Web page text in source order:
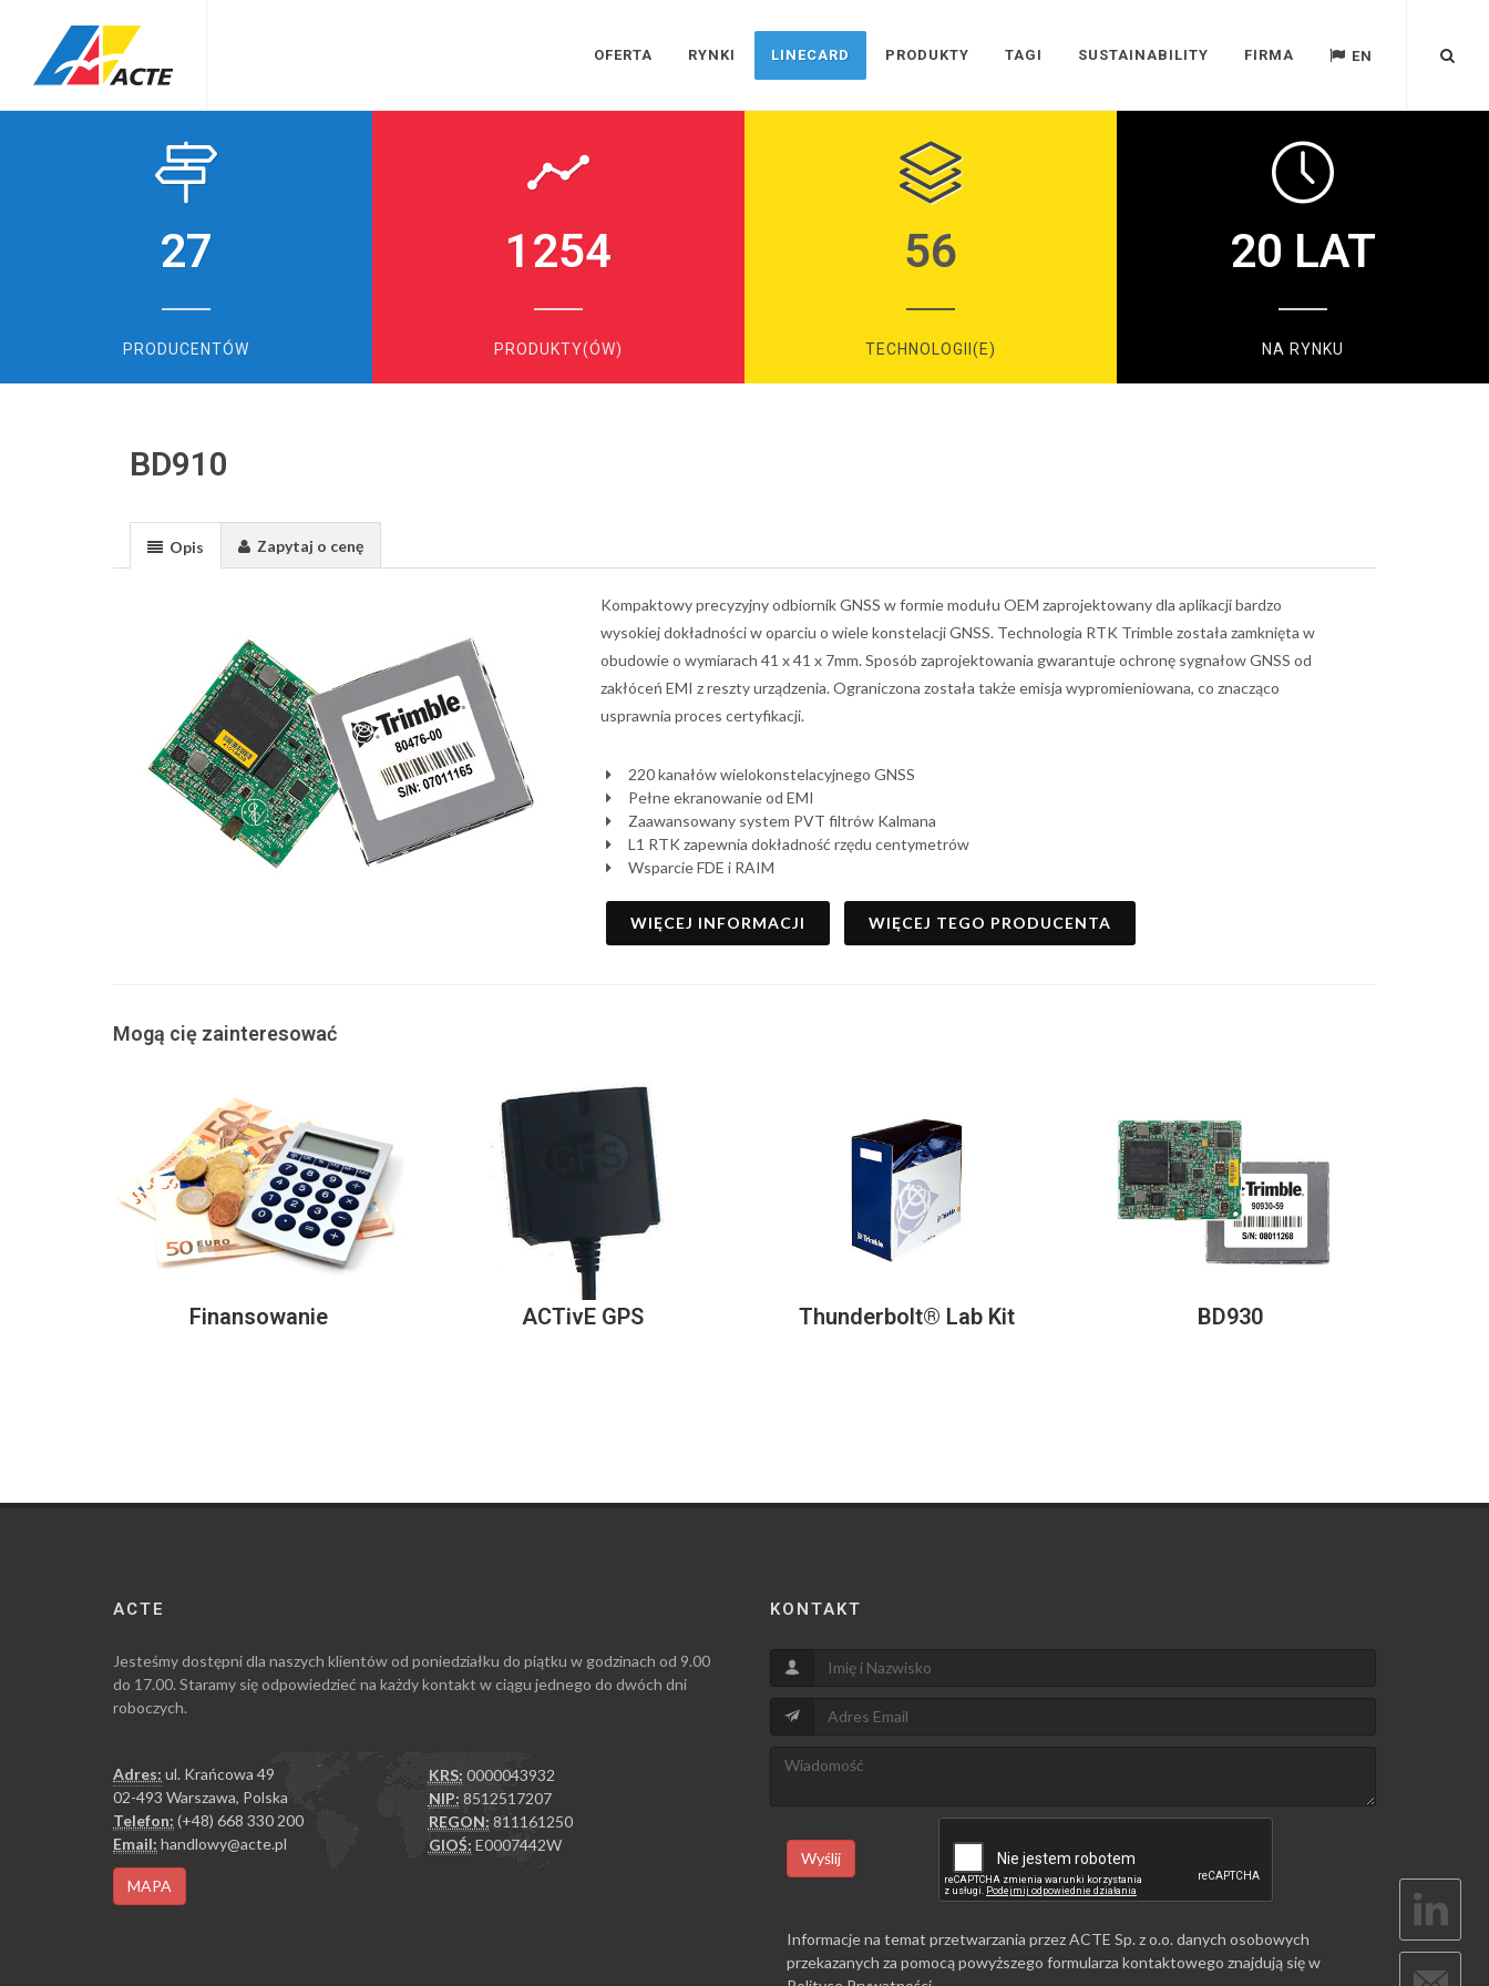
OFERTA RYNKI LINECARD PRODUKTY TAGI SUSTAINABILITY FIRMA EN
27
PRODUCENTÓW
1254
PRODUKTY(ÓW)
56
TECHNOLOGII(E)
20 LAT
NA RYNKU
BD910
Opis Zapytaj o cenę
Kompaktowy precyzyjny odbiornik GNSS w formie modułu OEM zaprojektowany dla aplikacji bardzo
wysokiej dokładności w oparciu o wiele konstelacji GNSS. Technologia RTK Trimble została zamknięta w
obudowie o wymiarach 41 x 41 x 7mm. Sposób zaprojektowania gwarantuje ochronę sygnałow GNSS od
zakłóceń EMI z reszty urządzenia. Ograniczona została także emisja wypromieniowana, co znacząco
usprawnia proces certyfikacji.
220 kanałów wielokonstelacyjnego GNSS
Pełne ekranowanie od EMI
Zaawansowany system PVT filtrów Kalmana
L1 RTK zapewnia dokładność rzędu centymetrów
Wsparcie FDE i RAIM
WIĘCEJ INFORMACJI WIĘCEJ TEGO PRODUCENTA
Mogą cię zainteresować
Finansowanie ACTivE GPS Thunderbolt® Lab Kit BD930
ACTE
Jesteśmy dostępni dla naszych klientów od poniedziałku do piątku w godzinach od 9.00
do 17.00. Staramy się odpowiedzieć na każdy kontakt w ciągu jednego do dwóch dni
roboczych.
Adres: ul. Krańcowa 49
02-493 Warszawa, Polska
Telefon: (+48) 668 330 200
Email: handlowy@acte.pl
KRS: 0000043932
NIP: 8512517207
REGON: 811161250
GIOŚ: E0007442W
MAPA
KONTAKT
Wyślij
Informacje na temat przetwarzania przez ACTE Sp. z o.o. danych osobowych
przekazanych za pomocą powyższego formularza kontaktowego znajdują się w